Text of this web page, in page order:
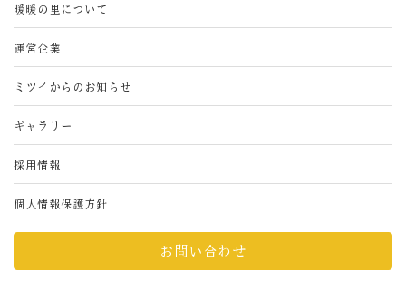
暖暖の里について
運営企業
ミツイからのお知らせ
ギャラリー
採用情報
個人情報保護方針
お問い合わせ